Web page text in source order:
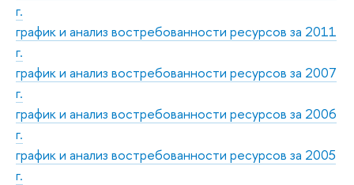
г.
график и анализ востребованности ресурсов за 2011
г.
график и анализ востребованности ресурсов за 2007
г.
график и анализ востребованности ресурсов за 2006
г.
график и анализ востребованности ресурсов за 2005
г.